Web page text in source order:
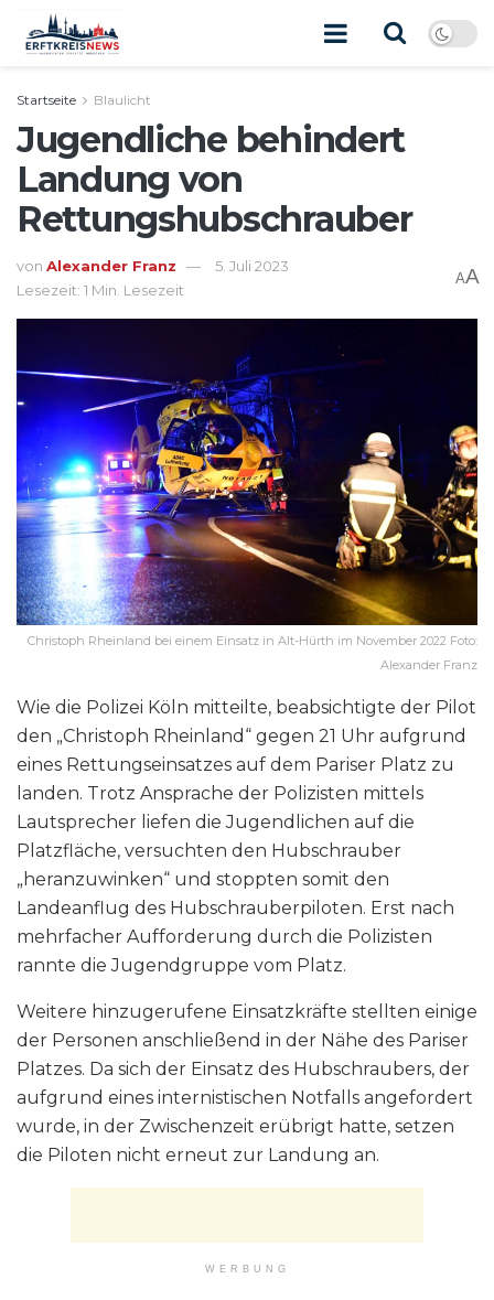
Startseite Blaulicht
Jugendliche behindert
Landung von
Rettungshubschrauber
von Alexander Franz
5. Juli 2023
Lesezeit: 1 Min. Lesezeit
AA
Christoph Rheinland bei einem Einsatz in Alt-Hürth im November 2022 Foto:
Alexander Franz
Wie die Polizei Köln mitteilte, beabsichtigte der Pilot
den „Christoph Rheinland“ gegen 21 Uhr aufgrund
eines Rettungseinsatzes auf dem Pariser Platz zu
landen. Trotz Ansprache der Polizisten mittels
Lautsprecher liefen die Jugendlichen auf die
Platzfläche, versuchten den Hubschrauber
„heranzuwinken“ und stoppten somit den
Landeanflug des Hubschrauberpiloten. Erst nach
mehrfacher Aufforderung durch die Polizisten
rannte die Jugendgruppe vom Platz.
Weitere hinzugerufene Einsatzkräfte stellten einige
der Personen anschließend in der Nähe des Pariser
Platzes. Da sich der Einsatz des Hubschraubers, der
aufgrund eines internistischen Notfalls angefordert
wurde, in der Zwischenzeit erübrigt hatte, setzen
die Piloten nicht erneut zur Landung an.
WERBUNG